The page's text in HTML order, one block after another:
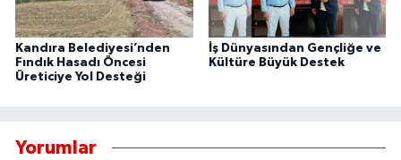
Kandıra Belediyesi’nden
Fındık Hasadı Öncesi
Üreticiye Yol Desteği
İş Dünyasından Gençliğe ve
Kültüre Büyük Destek
Yorumlar